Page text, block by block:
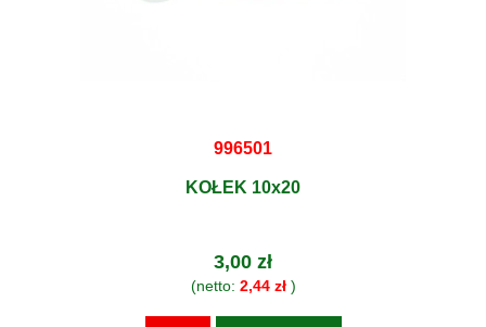
996501
KOŁEK 10x20
3,00 zł
(netto: 2,44 zł)